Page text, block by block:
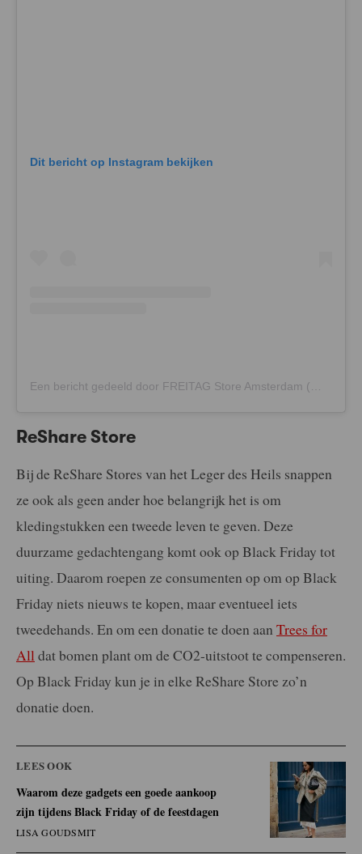
Dit bericht op Instagram bekijken
ReShare Store
Bij de ReShare Stores van het Leger des Heils snappen
ze ook als geen ander hoe belangrijk het is om
kledingstukken een tweede leven te geven. Deze
duurzame gedachtengang komt ook op Black Friday tot
uiting. Daarom roepen ze consumenten op om op Black
Friday niets nieuws te kopen, maar eventueel iets
tweedehands. En om een donatie te doen aan Trees for
All dat bomen plant om de CO2-uitstoot te compenseren.
Op Black Friday kun je in elke ReShare Store zo’n
donatie doen.
LEES OOK
Waarom deze gadgets een goede aankoop
zijn tijdens Black Friday of de feestdagen
LISA GOUDSMIT